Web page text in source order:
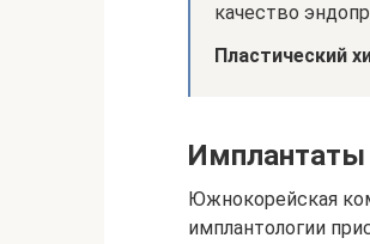
качество
Пластический
Имплантаты
Южнокорейская
имплантологии